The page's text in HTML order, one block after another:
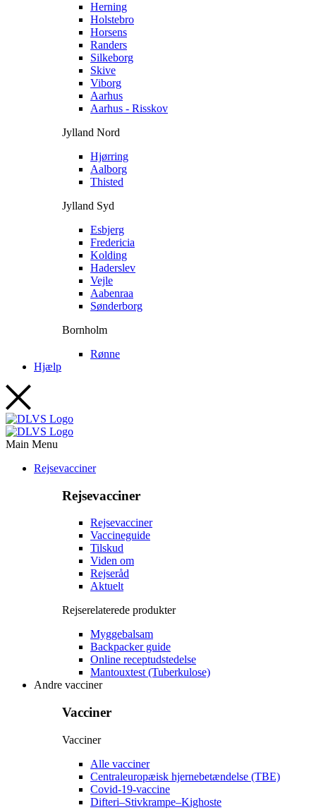
Herning
Holstebro
Horsens
Randers
Silkeborg
Skive
Viborg
Aarhus
Aarhus - Risskov
Jylland Nord
Hjørring
Aalborg
Thisted
Jylland Syd
Esbjerg
Fredericia
Kolding
Haderslev
Vejle
Aabenraa
Sønderborg
Bornholm
Rønne
Hjælp
Main Menu
Rejsevacciner
Rejsevacciner
Rejsevacciner
Vaccineguide
Tilskud
Viden om
Rejseråd
Aktuelt
Rejserelaterede produkter
Myggebalsam
Backpacker guide
Online receptudstedelse
Mantouxtest (Tuberkulose)
Andre vacciner
Vacciner
Vacciner
Alle vacciner
Centraleuropæisk hjernebetændelse (TBE)
Covid-19-vaccine
Difteri–Stivkrampe–Kighoste